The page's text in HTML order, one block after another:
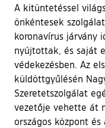
A kitüntetéssel
önkéntesek
koronavírus járvány
nyújtottak, és saját
védekezésben. Az
küldöttgyűlésén
Szeretetszolgálat
vezetője vehette át
országos központ és